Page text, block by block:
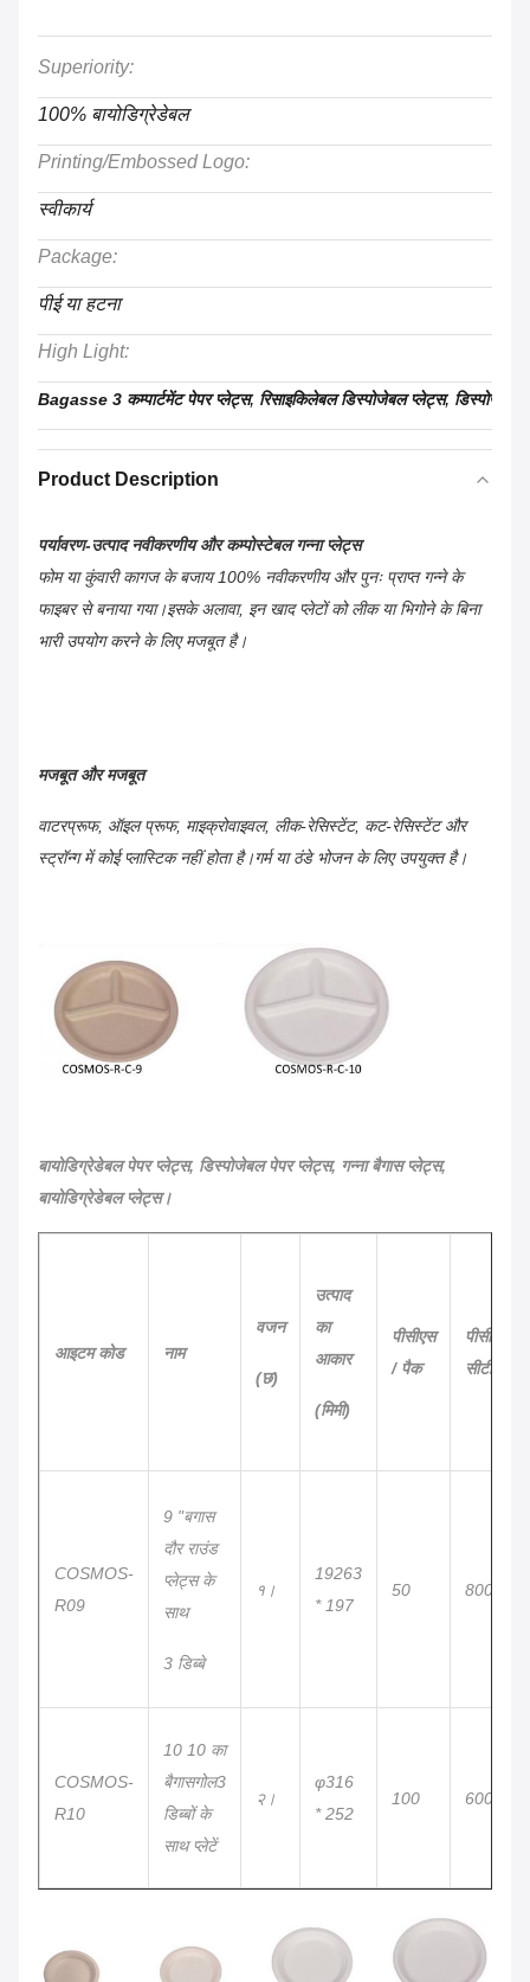
Superiority:
100% बायोडिग्रेडेबल
Printing/Embossed Logo:
स्वीकार्य
Package:
पीई या हटना
High Light:
Bagasse 3 कम्पार्टमेंट पेपर प्लेट्स, रिसाइकिलेबल डिस्पोजेबल प्लेट्स, डिस्पोजेबल
Product Description
पर्यावरण-उत्पाद नवीकरणीय और कम्पोस्टेबल गन्ना प्लेट्स
फोम या कुंवारी कागज के बजाय 100% नवीकरणीय और पुनः प्राप्त गन्ने के
फाइबर से बनाया गया।इसके अलावा, इन खाद प्लेटों को लीक या भिगोने के बिना
भारी उपयोग करने के लिए मजबूत है।
मजबूत और मजबूत
वाटरप्रूफ, ऑइल प्रूफ, माइक्रोवाइवल, लीक-रेसिस्टेंट, कट-रेसिस्टेंट और
स्ट्रॉन्ग में कोई प्लास्टिक नहीं होता है।गर्म या ठंडे भोजन के लिए उपयुक्त है।
बायोडिग्रेडेबल पेपर प्लेट्स, डिस्पोजेबल पेपर प्लेट्स, गन्ना बैगास प्लेट्स,
बायोडिग्रेडेबल प्लेट्स।
आइटम कोड नाम
वजन
(छ)
उत्पाद
का
आकार
(मिमी)
पीसीएस
/ पैक
पीसीएस /
सीटीएनएस
COSMOS-
R09
9 "बगास
दौर राउंड
प्लेट्स के
साथ
3 डिब्बे
१।
19263
* 197
50 800
COSMOS-
R10
10 10 का
बैगासगोल3
डिब्बों के
साथ प्लेटें
२।
φ316
* 252
100 600